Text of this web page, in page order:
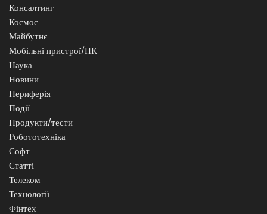
Консалтинг
Космос
Майбутнє
Мобільні пристрої/ПК
Наука
Новини
Периферія
Події
Продукти/тести
Робототехніка
Софт
Статті
Телеком
Технології
Фінтех